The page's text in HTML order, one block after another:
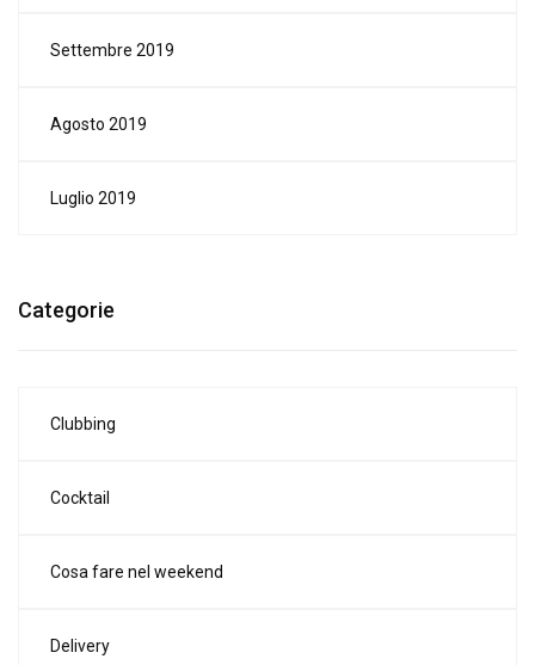
Settembre 2019
Agosto 2019
Luglio 2019
Categorie
Clubbing
Cocktail
Cosa fare nel weekend
Delivery